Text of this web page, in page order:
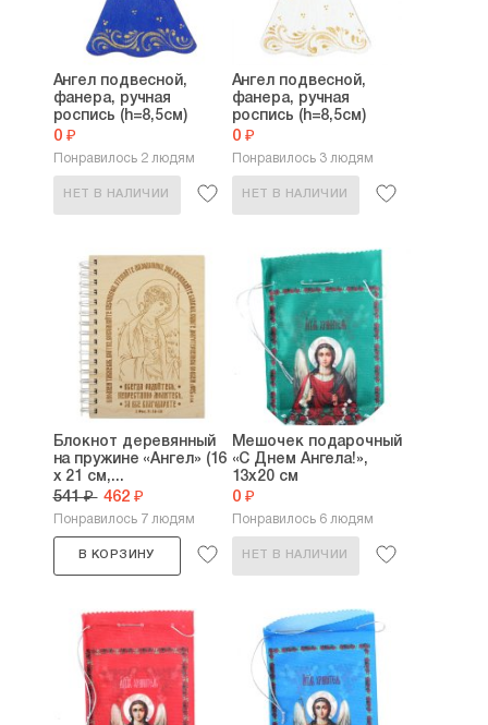
Ангел подвесной,
фанера, ручная
роспись (h=8,5см)
0 ₽
Понравилось 2 людям
НЕТ В НАЛИЧИИ
Ангел подвесной,
фанера, ручная
роспись (h=8,5см)
0 ₽
Понравилось 3 людям
НЕТ В НАЛИЧИИ
Блокнот деревянный
на пружине «Ангел» (16
х 21 см,...
541 ₽ 462 ₽
Понравилось 7 людям
В КОРЗИНУ
Мешочек подарочный
«С Днем Ангела!»,
13х20 см
0 ₽
Понравилось 6 людям
НЕТ В НАЛИЧИИ